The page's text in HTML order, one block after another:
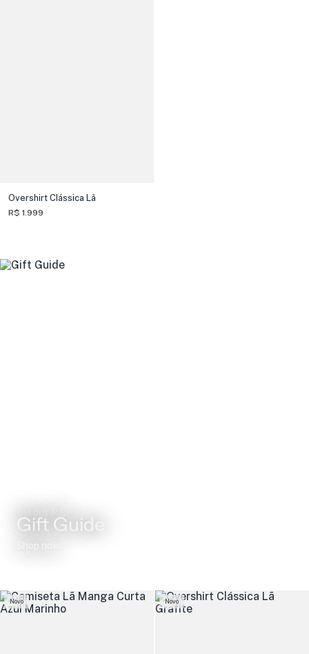
Overshirt Clássica Lã
R$ 1.999
Gift Guide
Novo Novo